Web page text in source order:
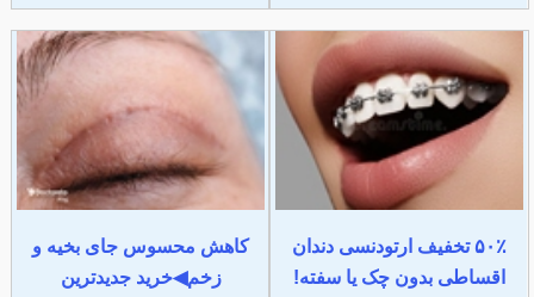
۵۰٪ تخفیف ارتودنسی دندان
اقساطی بدون چک یا سفته!
کاهش محسوس جای بخیه و
زخم◀خرید جدیدترین